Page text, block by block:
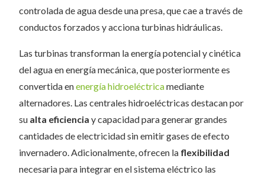
controlada de agua desde una presa, que cae a través de
conductos forzados y acciona turbinas hidráulicas.
Las turbinas transforman la energía potencial y cinética
del agua en energía mecánica, que posteriormente es
convertida enenergía hidroeléctricamediante
alternadores. Las centrales hidroeléctricas destacan por
su alta eficiencia y capacidad para generar grandes
cantidades de electricidad sin emitir gases de efecto
invernadero. Adicionalmente, ofrecen la flexibilidad
necesaria para integrar en el sistema eléctrico las